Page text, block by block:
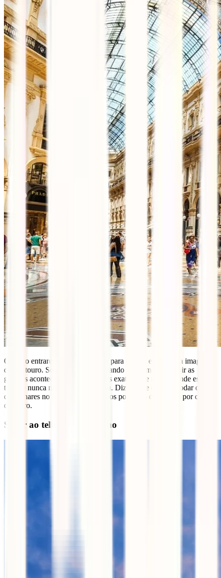
Quando entrares nas galerias olha para o chão e procura a imagem
de um touro. Segundo a lenda, quando estavam a construir as
galerias aconteceram três acidentes exatamente no sítio onde está o
touro e nunca ninguém se magoou. Dizem que dá sorte rodar os
calcanhares no sentido contrário dos ponteiros do relógio por cima
do touro.
Subir ao telhado do Duomo